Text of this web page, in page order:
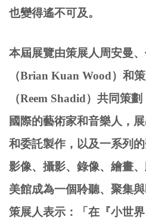
也變得遙不可及。
本屆展覽由策展人周安曼
（Brian Kuan Wood）和
（Reem Shadid）共同策
國際的藝術家和音樂人，
和委託製作，以及一系列
影像、攝影、錄像、繪畫
美館成為一個聆聽、聚集
策展人表示：「在『小世